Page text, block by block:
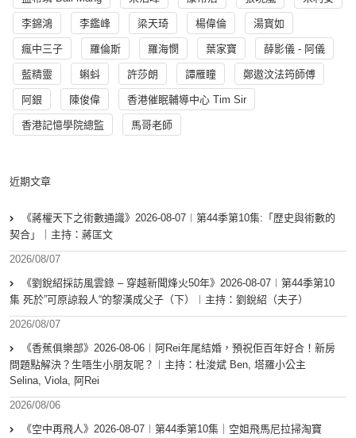
李錦鴻 李鑑峰 梁天琦 楊偉倫 湯寳如
瘋中三子 羅倫斯 羅海憫 葉家寶 薛影儀 - 阿儀
藍精靈 蝌蚪 許莎朗 譚雁瞳 鄭遨汶法筠師傅
阿銀 陳俊偉 香港催眠輔導中心 Tim Sir
香港記憶學院總監 馬哥老師
近期文章
《蔣權天下之術數通識》2026-08-07︱第44季第10集:「歴史與術數的
契合」｜主持：蔣匡文
2026/08/07
《劉銳紹採訪風雲錄 – 穿越新聞烽火50年》2026-08-07︱第44季第10
集 死於”可原諒殺人“的黎漢成父子（下）︱主持：劉銳紹（夫子）
2026/08/07
《香蕉俱樂部》2026-08-06︱阿Rei年尾結婚，預祝佢百年好合！新房
問題點解決？生唔生小朋友呢？︱主持：杜浚斌 Ben, 塔羅小公主
Selina, Viola, 阿Rei
2026/08/06
《空中再飛人》2026-08-07︱第44季第10集｜空姐飛馬尼拉掃淘寶